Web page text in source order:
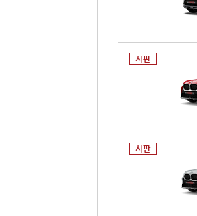
시판
시판